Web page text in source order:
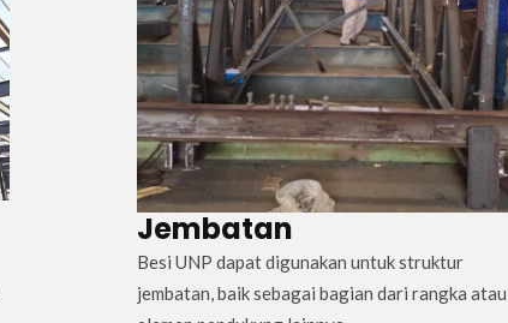
Jembatan
Besi UNP dapat digunakan untuk struktur
jembatan, baik sebagai bagian dari rangka atau